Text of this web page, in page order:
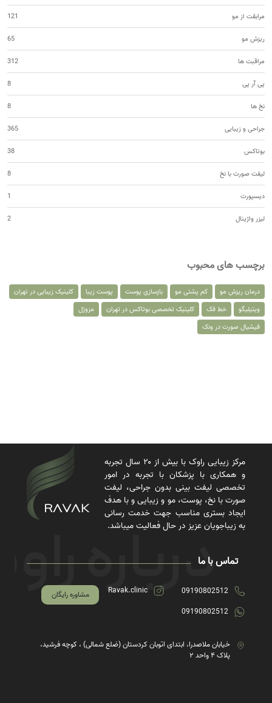
مرابقت از مو 121
ریزش مو 65
مراقبت ها 312
پی آر پی 8
نخ ها 8
جراحی و زیبایی 365
بوتاکس 38
لیفت صورت با نخ 8
دیسپورت 1
لیزر واژینال 2
برچسب های محبوب
درمان ریزش مو کم پشتی مو بازسازی پوست پوست زیبا
کلینیک زیبایی در تهران
ویتیلیگو
خط فک کلینیک تخصصی بوتاکس در تهران
مزوژل
فیشیال صورت در ونک
مرکز زیبایی راوک با بیش از ۲۰ سال تجربه
و همکاری با پزشکان با تجربه در امور
تخصصی لیفت بینی بدون جراحی، لیفت
صورت با نخ، پوست، مو و زیبایی و با هدف
ایجاد بستری مناسب جهت خدمت رسانی
به زیباجویان عزیز در حال فعالیت میباشد.
تماس با ما
09190802512
09190802512
Ravak.clinic مشاوره رایگان
خیابان ملاصدرا، ابتدای اتوبان کردستان (ضلع شمالی) ، کوچه فرشید،
پلاک ۴ واحد ۲